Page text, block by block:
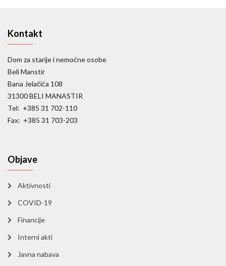
Kontakt
Dom za starije i nemoćne osobe
Beli Manstir
Bana Jelačića 108
31300 BELI MANASTIR
Tel: +385 31 702-110
Fax: +385 31 703-203
Objave
Aktivnosti
COVID-19
Financije
Interni akti
Javna nabava